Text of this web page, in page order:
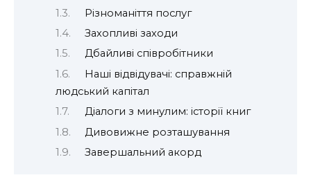
Різноманіття послуг
Захопливі заходи
Дбайливі співробітники
Наші відвідувачі: справжній
людський капітал
Діалоги з минулим: історії книг
Дивовижне розташування
Завершальний акорд